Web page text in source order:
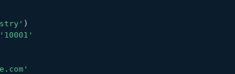
)
'10001'